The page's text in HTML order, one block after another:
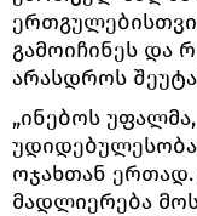
გამოიჩინეს და
არასდროს
„ინებოს
ოჯახთან
მადლიერება